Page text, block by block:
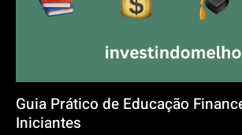
Guia Prático de Educação
Iniciantes